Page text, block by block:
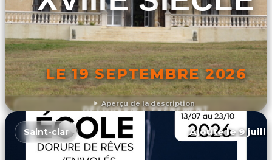
Aperçu de la description
LE 19 SEPTEMBRE 2026
DÉCOUVRIR L'ÉVÉNEMENT
Saint-clar Ajouté le 9